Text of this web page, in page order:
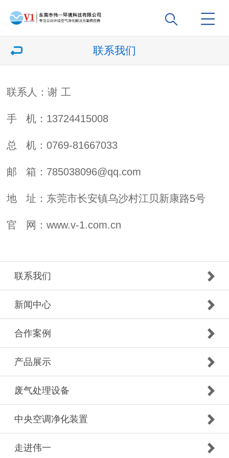
联系我们
联系人：谢 工
手 机：13724415008
总 机：0769-81667033
邮 箱：785038096@qq.com
地 址：东莞市长安镇乌沙村江贝新康路5号
官 网：www.v-1.com.cn
联系我们
新闻中心
合作案例
产品展示
废气处理设备
中央空调净化装置
走进伟一